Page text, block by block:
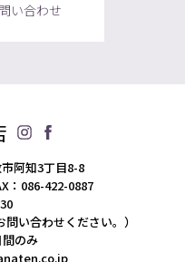
い合わせ
阿知3丁目8-8
：086-422-0887
問い合わせください。）
のみ